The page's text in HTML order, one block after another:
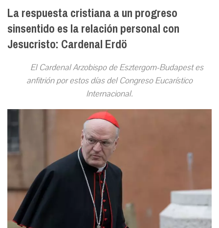
La respuesta cristiana a un progreso
sinsentido es la relación personal con
Jesucristo: Cardenal Erdö
El Cardenal Arzobispo de Esztergom-Budapest es
anfitrión por estos días del Congreso Eucarístico
Internacional.